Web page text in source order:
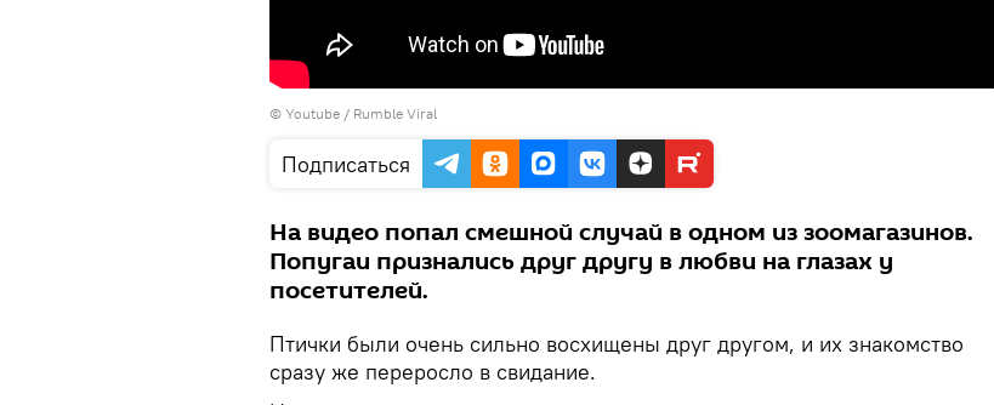
© Youtube / Rumble Viral
Подписаться
На видео попал смешной случай в одном из зоомагазинов.
Попугаи признались друг другу в любви на глазах у
посетителей.
Птички были очень сильно восхищены друг другом, и их знакомство
сразу же переросло в свидание.